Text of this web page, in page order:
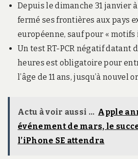
Depuis le dimanche 31 janvier
fermé ses frontières aux pays
européenne, sauf pour « motifs
Un test RT-PCR négatif datant
heures est obligatoire pour
l’âge de 11 ans, jusqu’à nouvel
Actu à voir aussi ... Apple
événement de mars, le
l’iPhone SE attendra